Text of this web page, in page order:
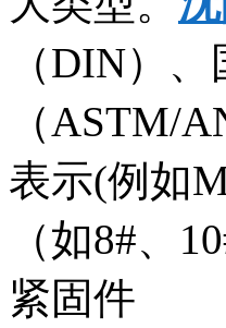
（DIN）
（ASTM/
表示(例如
（如8#、
紧固件